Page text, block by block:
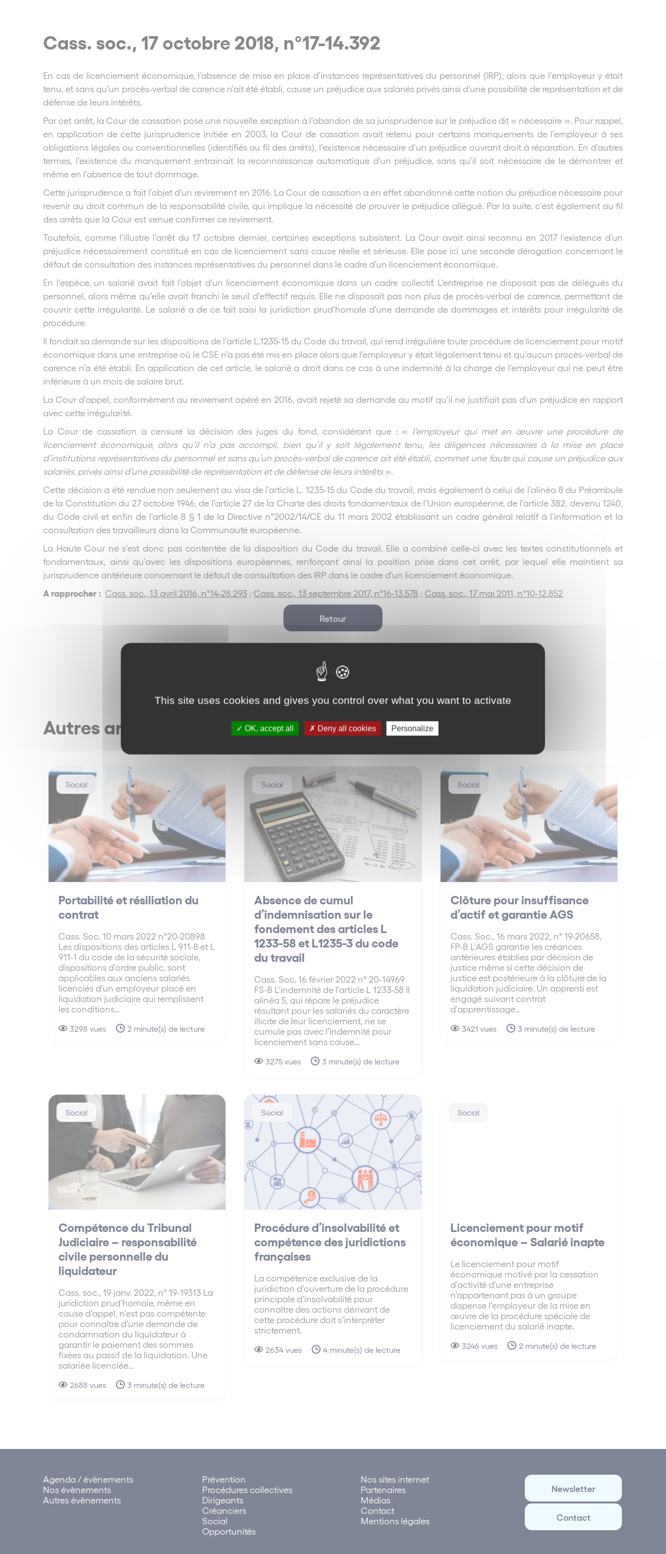
Cass. soc., 17 octobre 2018, n°17-14.392
En cas de licenciement économique, l’absence de mise en place d’instances représentatives du personnel (IRP), alors que l’employeur y était
tenu, et sans qu’un procès-verbal de carence n’ait été établi, cause un préjudice aux salariés privés ainsi d’une possibilité de représentation et de
défense de leurs intérêts.
Par cet arrêt, la Cour de cassation pose une nouvelle exception à l’abandon de sa jurisprudence sur le préjudice dit « nécessaire ». Pour rappel,
en application de cette jurisprudence initiée en 2003, la Cour de cassation avait retenu pour certains manquements de l’employeur à ses
obligations légales ou conventionnelles (identifiés au fil des arrêts), l’existence nécessaire d‘un préjudice ouvrant droit à réparation. En d’autres
termes, l’existence du manquement entrainait la reconnaissance automatique d’un préjudice, sans qu’il soit nécessaire de le démontrer et
même en l’absence de tout dommage.
Cette jurisprudence a fait l’objet d’un revirement en 2016. La Cour de cassation a en effet abandonné cette notion du préjudice nécessaire pour
revenir au droit commun de la responsabilité civile, qui implique la nécessité de prouver le préjudice allégué. Par la suite, c’est également au fil
des arrêts que la Cour est venue confirmer ce revirement.
Toutefois, comme l’illustre l’arrêt du 17 octobre dernier, certaines exceptions subsistent. La Cour avait ainsi reconnu en 2017 l’existence d’un
préjudice nécessairement constitué en cas de licenciement sans cause réelle et sérieuse. Elle pose ici une seconde dérogation concernant le
défaut de consultation des instances représentatives du personnel dans le cadre d’un licenciement économique.
En l’espèce, un salarié avait fait l’objet d’un licenciement économique dans un cadre collectif. L’entreprise ne disposait pas de délégués du
personnel, alors même qu’elle avait franchi le seuil d’effectif requis. Elle ne disposait pas non plus de procès-verbal de carence, permettant de
couvrir cette irrégularité. Le salarié a de ce fait saisi la juridiction prud’homale d’une demande de dommages et intérêts pour irrégularité de
procédure.
Il fondait sa demande sur les dispositions de l’article L.1235-15 du Code du travail, qui rend irrégulière toute procédure de licenciement pour motif
économique dans une entreprise où le CSE n’a pas été mis en place alors que l’employeur y était légalement tenu et qu’aucun procès-verbal de
carence n’a été établi. En application de cet article, le salarié a droit dans ce cas à une indemnité à la charge de l’employeur qui ne peut être
inférieure à un mois de salaire brut.
La Cour d’appel, conformément au revirement opéré en 2016, avait rejeté sa demande au motif qu’il ne justifiait pas d’un préjudice en rapport
avec cette irrégularité.
La Cour de cassation a censuré la décision des juges du fond, considérant que : « l’employeur qui met en œuvre une procédure de
licenciement économique, alors qu’il n’a pas accompli, bien qu’il y soit légalement tenu, les diligences nécessaires à la mise en place
d’institutions représentatives du personnel et sans qu’un procès-verbal de carence ait été établi, commet une faute qui cause un préjudice aux
salariés, privés ainsi d’une possibilité de représentation et de défense de leurs intérêts».
Cette décision a été rendue non seulement au visa de l’article L. 1235-15 du Code du travail, mais également à celui de l’alinéa 8 du Préambule
de la Constitution du 27 octobre 1946, de l’article 27 de la Charte des droits fondamentaux de l’Union européenne, de l’article 382, devenu 1240,
du Code civil et enfin de l’article 8 § 1 de la Directive n°2002/14/CE du 11 mars 2002 établissant un cadre général relatif à l’information et la
consultation des travailleurs dans la Communauté européenne.
La Haute Cour ne s’est donc pas contentée de la disposition du Code du travail. Elle a combiné celle-ci avec les textes constitutionnels et
fondamentaux, ainsi qu’avec les dispositions européennes, renforçant ainsi la position prise dans cet arrêt, par lequel elle maintient sa
jurisprudence antérieure concernant le défaut de consultation des IRP dans le cadre d’un licenciement économique.
A rapprocher : Cass. soc., 13 avril 2016, n°14-28.293 ; Cass. soc., 13 septembre 2017, n°16-13.578 ; Cass. soc., 17 mai 2011, n°10-12.852
Retour
Autres articles
Social
Portabilité et résiliation du
contrat
Cass. Soc. 10 mars 2022 n°20-20898
Les dispositions des articles L 911-8 et L
911-1 du code de la sécurité sociale,
dispositions d’ordre public, sont
applicables aux anciens salariés
licenciés d’un employeur placé en
liquidation judiciaire qui remplissent
les conditions…
3298 vues 2 minute(s) de lecture
Social
Absence de cumul
d’indemnisation sur le
fondement des articles L
1233-58 et L1235-3 du code
du travail
Cass. Soc. 16 février 2022 n° 20-14969
FS-B L’indemnité de l’article L 1233-58 II
alinéa 5, qui répare le préjudice
résultant pour les salariés du caractère
illicite de leur licenciement, ne se
cumule pas avec l’indemnité pour
licenciement sans cause…
3275 vues 3 minute(s) de lecture
Social
Clôture pour insuffisance
d’actif et garantie AGS
Cass. Soc., 16 mars 2022, n° 19-20658,
FP-B L’AGS garantie les créances
antérieures établies par décision de
justice même si cette décision de
justice est postérieure à la clôture de la
liquidation judiciaire. Un apprenti est
engagé suivant contrat
d’apprentissage…
3421 vues 3 minute(s) de lecture
Social
Compétence du Tribunal
Judiciaire – responsabilité
civile personnelle du
liquidateur
Cass. soc., 19 janv. 2022, n° 19-19313 La
juridiction prud’homale, même en
cause d’appel, n’est pas compétente
pour connaître d’une demande de
condamnation du liquidateur à
garantir le paiement des sommes
fixées au passif de la liquidation. Une
salariée licenciée…
2688 vues 3 minute(s) de lecture
Social
Procédure d’insolvabilité et
compétence des juridictions
françaises
La compétence exclusive de la
juridiction d’ouverture de la procédure
principale d’insolvabilité pour
connaître des actions dérivant de
cette procédure doit s’interpréter
strictement.
2634 vues 4 minute(s) de lecture
Social
Licenciement pour motif
économique – Salarié inapte
Le licenciement pour motif
économique motivé par la cessation
d’activité d’une entreprise
n’appartenant pas à un groupe
dispense l’employeur de la mise en
œuvre de la procédure spéciale de
licenciement du salarié inapte.
3246 vues 2 minute(s) de lecture
Agenda / évènements
Nos évènements
Autres évènements
Prévention
Procédures collectives
Dirigeants
Créanciers
Social
Opportunités
Nos sites internet
Partenaires
Médias
Contact
Mentions légales
Newsletter
Contact
This site uses cookies and gives you control over what you want to activate
OK, accept all Deny all cookies Personalize